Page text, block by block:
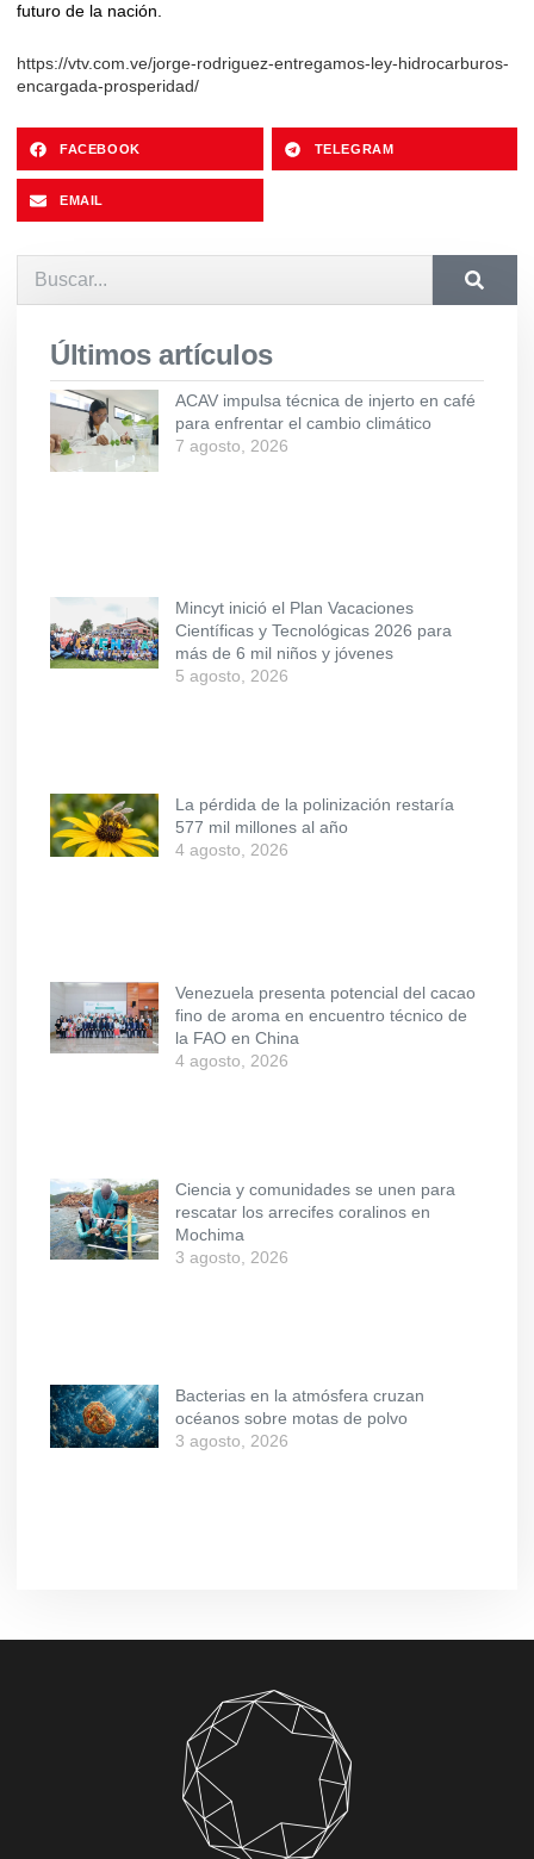
futuro de la nación.
https://vtv.com.ve/jorge-rodriguez-entregamos-ley-hidrocarburos-
encargada-prosperidad/
FACEBOOK TELEGRAM
EMAIL
Últimos artículos
ACAV impulsa técnica de injerto en café
para enfrentar el cambio climático
7 agosto, 2026
Mincyt inició el Plan Vacaciones
Científicas y Tecnológicas 2026 para
más de 6 mil niños y jóvenes
5 agosto, 2026
La pérdida de la polinización restaría
577 mil millones al año
4 agosto, 2026
Venezuela presenta potencial del cacao
fino de aroma en encuentro técnico de
la FAO en China
4 agosto, 2026
Ciencia y comunidades se unen para
rescatar los arrecifes coralinos en
Mochima
3 agosto, 2026
Bacterias en la atmósfera cruzan
océanos sobre motas de polvo
3 agosto, 2026